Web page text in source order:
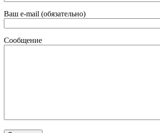
Ваш e-mail (обязательно)
Сообщение